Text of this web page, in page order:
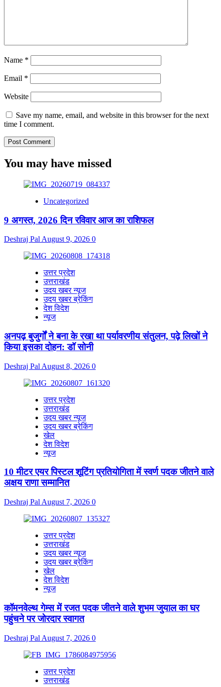
Name *
Email *
Website
Save my name, email, and website in this browser for the next
time I comment.
You may have missed
Uncategorized
9 अगस्त, 2026 दिन रविवार आज का राशिफल
Deshraj Pal August 9, 2026 0
उत्तर प्रदेश
उत्तराखंड
उदय खबर न्यूज
उदय खबर ब्रेकिंग
देश विदेश
न्यूज
अनपढ़ बुजुर्गों ने बना के रखा था पर्यावरणीय संतुलन, पढ़े लिखों ने
किया इसका दोहन: डॉ सोनी
Deshraj Pal August 8, 2026 0
उत्तर प्रदेश
उत्तराखंड
उदय खबर न्यूज
उदय खबर ब्रेकिंग
खेल
देश विदेश
न्यूज
10 मीटर एयर पिस्टल शूटिंग प्रतियोगिता में स्वर्ण पदक जीतने वाले
अक्षय राणा सम्मानित
Deshraj Pal August 7, 2026 0
उत्तर प्रदेश
उत्तराखंड
उदय खबर न्यूज
उदय खबर ब्रेकिंग
खेल
देश विदेश
न्यूज
कॉमनवेल्थ गेम्स में रजत पदक जीतने वाले शुभम जुयाल का घर
पहुंचने पर जोरदार स्वागत
Deshraj Pal August 7, 2026 0
उत्तर प्रदेश
उत्तराखंड